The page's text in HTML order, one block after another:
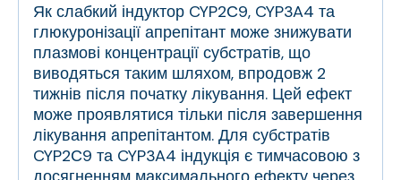
Як слабкий індуктор CYP2С9, CYP3A4 та
глюкуронізації апрепітант може знижувати
плазмові концентрації субстратів, що
виводяться таким шляхом, впродовж 2
тижнів після початку лікування. Цей ефект
може проявлятися тільки після завершення
лікування апрепітантом. Для субстратів
CYP2С9 та CYP3A4 індукція є тимчасовою з